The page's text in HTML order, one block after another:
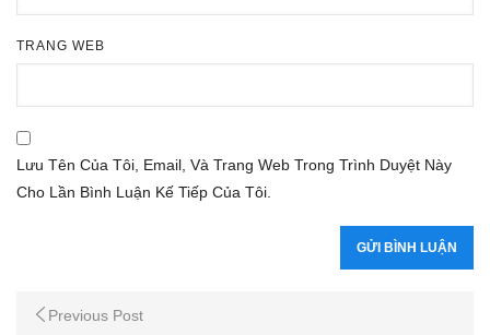
TRANG WEB
Lưu Tên Của Tôi, Email, Và Trang Web Trong Trình Duyệt Này
Cho Lần Bình Luận Kế Tiếp Của Tôi.
Previous Post